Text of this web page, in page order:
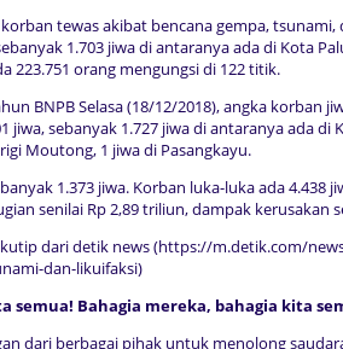
tewas akibat bencana gempa, tsunami,
1.703 jiwa di antaranya ada di Kota
223.751 orang mengungsi di 122 titik.
BNPB Selasa (18/12/2018), angka korban
jiwa, sebanyak 1.727 jiwa di antaranya ada di
Moutong, 1 jiwa di Pasangkayu.
1.373 jiwa. Korban luka-luka ada 4.438
senilai Rp 2,89 triliun, dampak kerusakan
dari detik news (https://m.detik.com/
dan-likuifaksi)
semua! Bahagia mereka, bahagia kita
dari berbagai pihak untuk menolong